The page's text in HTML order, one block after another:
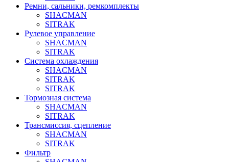
Ремни, сальники, ремкомплекты
SHACMAN
SITRAK
Рулевое управление
SHACMAN
SITRAK
Система охлаждения
SHACMAN
SITRAK
SITRAK
Тормозная система
SHACMAN
SITRAK
Трансмиссия, сцепление
SHACMAN
SITRAK
Фильтр